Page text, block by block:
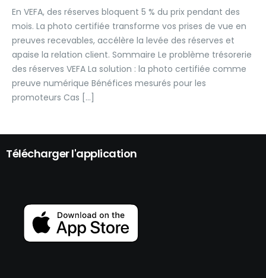
En VEFA, des réserves bloquent 5 % du prix pendant des
mois. La photo certifiée transforme vos prises de vue en
preuves recevables, accélère la levée des réserves et
apaise la relation client. Sommaire Le problème trésorerie
des réserves VEFA La solution : la photo certifiée comme
preuve numérique Bénéfices mesurés pour les
promoteurs Cas […]
Télécharger l'application